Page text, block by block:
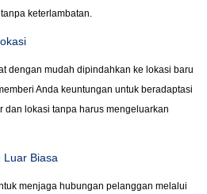
keterlambatan.
dengan mudah dipindahkan ke lokasi baru
Anda keuntungan untuk beradaptasi
lokasi tanpa harus mengeluarkan
Luar Biasa
menjaga hubungan pelanggan melalui